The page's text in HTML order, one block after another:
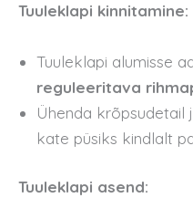
Tuuleklapi kinnitamine:
Tuuleklapi alumisse
reguleeritava
Ühenda krõpsudetail
kate püsiks kindlalt
Tuuleklapi asend: